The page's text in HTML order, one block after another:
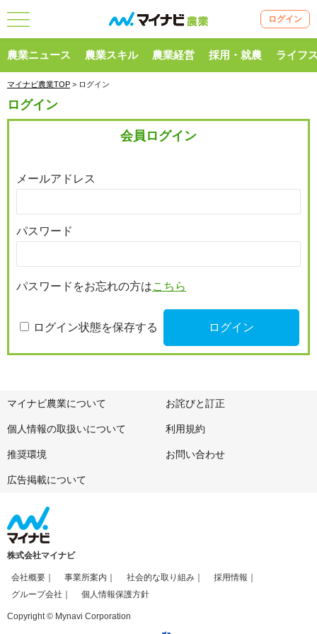
ログイン
農業ニュース 農業スキル 農業経営 採用・就農 ライフ
マイナビ農業TOP > ログイン
ログイン
会員ログイン
メールアドレス
パスワード
パスワードをお忘れの方はこちら
ログイン状態を保存する
マイナビ農業について お詫びと訂正
個人情報の取扱いについて 利用規約
推奨環境 お問い合わせ
広告掲載について
株式会社マイナビ
会社概要 事業所案内 社会的な取り組み
採用情報
グループ会社
個人情報保護方針
Copyright © Mynavi Corporation